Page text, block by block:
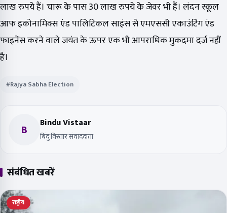
लाख रुपये हैं। चारू के पास 30 लाख रुपये के जेवर भी हैं। लंदन स्कूल
आफ इकोनामिक्स एंड पालिटिकल साइंस से एमएससी एकाउंटिंग एंड
फाइनेंस करने वाले जयंत के ऊपर एक भी आपराधिक मुकदमा दर्ज नहीं
है।
#Rajya Sabha Election
B Bindu Vistaar
बिंदु विस्तार संवाददाता
संबंधित खबरें
राष्ट्रीय